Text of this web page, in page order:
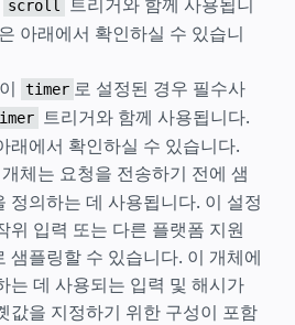
scroll
아래에서 확인하실 수 있습니
이 timer 로 설정된 경우 필수사
트리거와 함께 사용됩니다.
래에서 확인하실 수 있습니다.
체는 요청을 전송하기 전에 샘
정의하는 데 사용됩니다. 이 설정
위 입력 또는 다른 플랫폼 지원
샘플링할 수 있습니다. 이 개체에
는 데 사용되는 입력 및 해시가
값을 지정하기 위한 구성이 포함